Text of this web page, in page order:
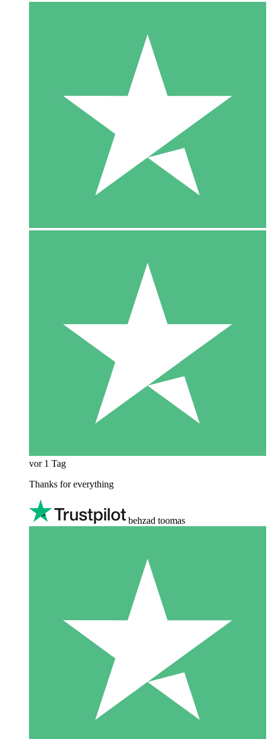
vor 1 Tag
Thanks for everything
behzad toomas